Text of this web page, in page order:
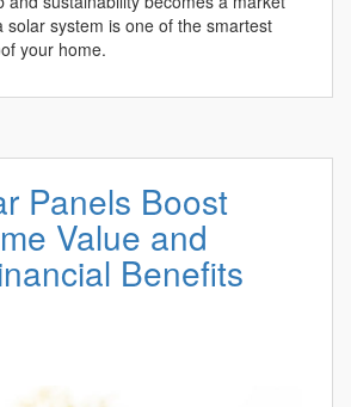
solar system is one of the smartest
your home.
Panels Boost
Value and
Benefits